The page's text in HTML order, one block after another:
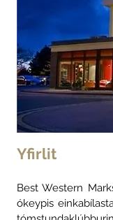
Yfirlit
Best Western
ókeypis